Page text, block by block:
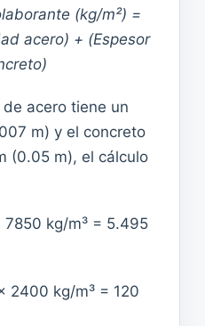
(kg/m²) =
acero) + (Espesor
acero tiene un
m) y el concreto
(0.05 m), el cálculo
kg/m³ = 5.495
2400 kg/m³ = 120